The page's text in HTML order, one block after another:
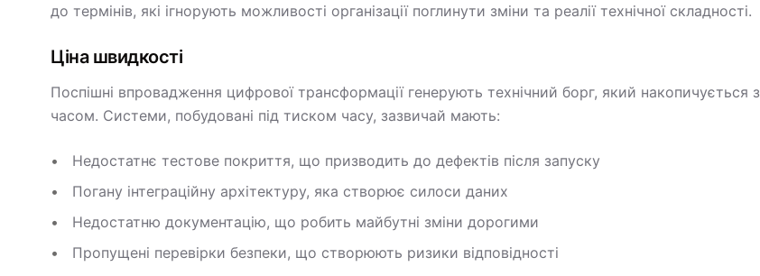
до термінів, які ігнорують можливості організації поглинути зміни та реалії технічної складності.
Ціна швидкості
Поспішні впровадження цифрової трансформації генерують технічний борг, який накопичується з
часом. Системи, побудовані під тиском часу, зазвичай мають:
Недостатнє тестове покриття, що призводить до дефектів після запуску
Погану інтеграційну архітектуру, яка створює силоси даних
Недостатню документацію, що робить майбутні зміни дорогими
Пропущені перевірки безпеки, що створюють ризики відповідності